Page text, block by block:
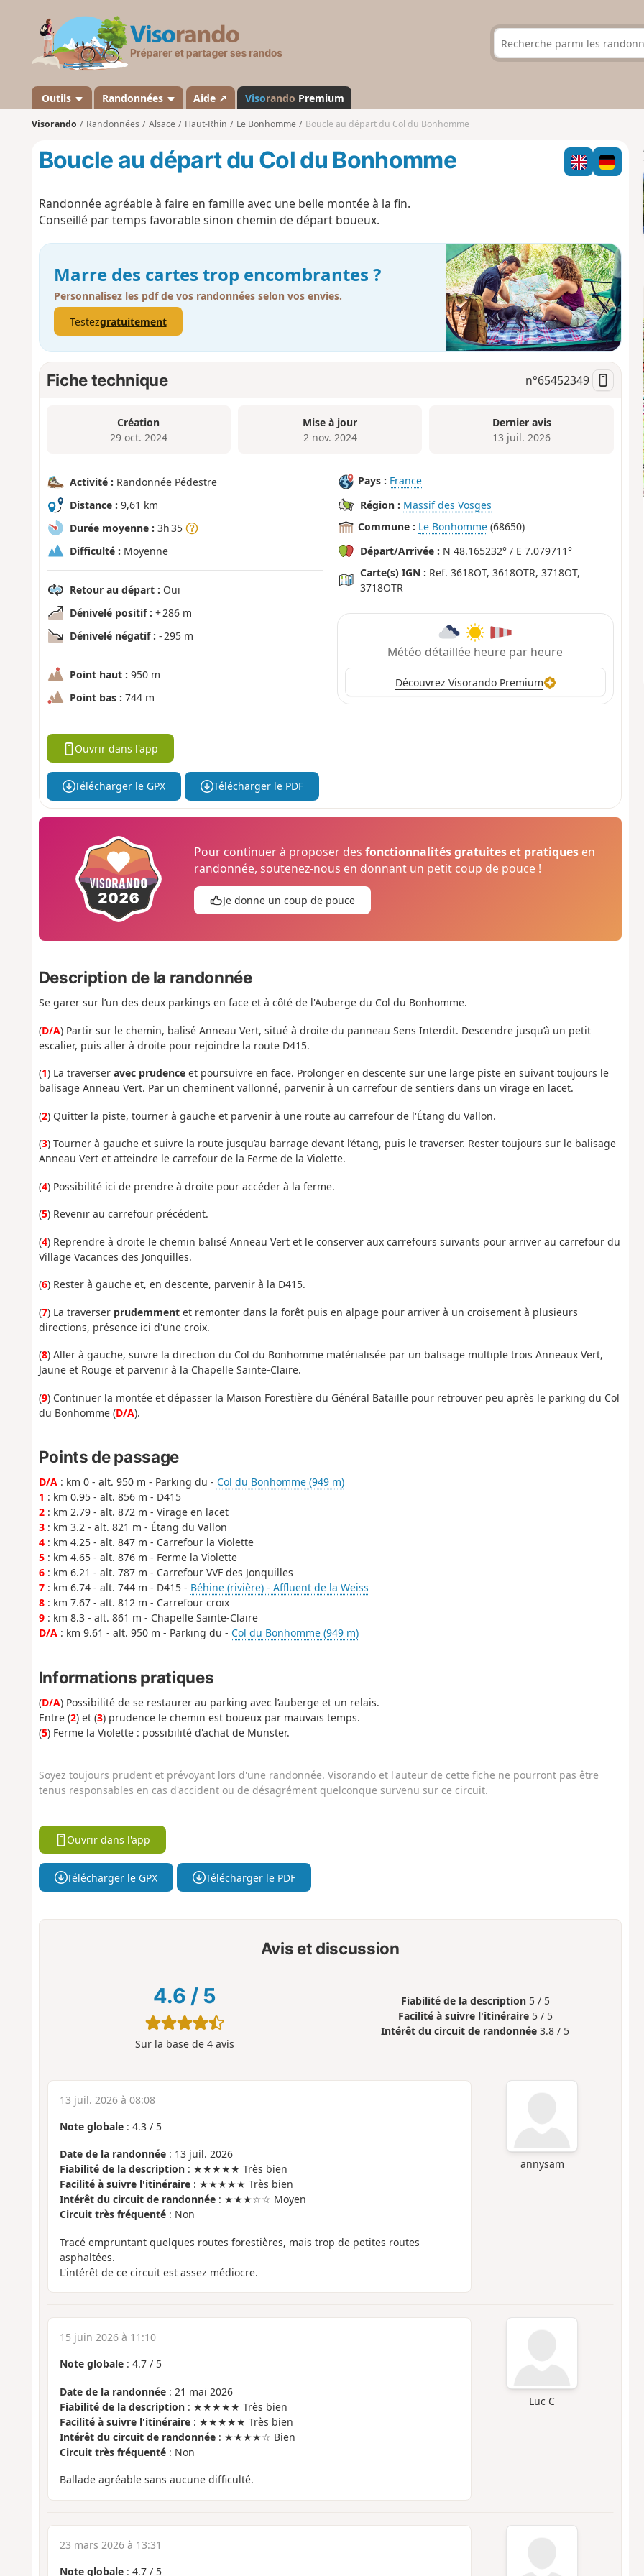
s
a
n
d
Outils Randonnées Aide ↗ Visorando Premium
Visorando Randonnées Alsace Haut-Rhin Le Bonhomme Boucle au départ du Col du Bonhomme
Boucle au départ du Col du Bonhomme
Randonnée agréable à faire en famille avec une belle montée à la fin.
Conseillé par temps favorable sinon chemin de départ boueux.
Marre des cartes trop encombrantes ?
Personnalisez les pdf de vos randonnées selon vos envies.
Testezgratuitement
Fiche technique n°65452349
Création
29 oct. 2024
Mise à jour
2 nov. 2024
Dernier avis
13 juil. 2026
Activité : Randonnée Pédestre
Distance : 9,61 km
Durée moyenne : 3h 35
Difficulté : Moyenne
Retour au départ : Oui
Dénivelé positif : + 286 m
Dénivelé négatif : - 295 m
Point haut : 950 m
Point bas : 744 m
Pays : France
Région : Massif des Vosges
Commune : Le Bonhomme (68650)
Départ/Arrivée : N 48.165232° / E 7.079711°
Carte(s) IGN : Ref. 3618OT, 3618OTR, 3718OT,
3718OTR
Météo détaillée heure par heure
Découvrez Visorando Premium
Ouvrir dans l'app
Télécharger le GPX Télécharger le PDF
Pour continuer à proposer desfonctionnalités gratuites et pratiques en
randonnée, soutenez-nous en donnant un petit coup de pouce !
Je donne un coup de pouce
Description de la randonnée
Se garer sur l’un des deux parkings en face et à côté de l'Auberge du Col du Bonhomme.
(D/A) Partir sur le chemin, balisé Anneau Vert, situé à droite du panneau Sens Interdit. Descendre jusqu’à un petit
escalier, puis aller à droite pour rejoindre la route D415.
(1) La traverser avec prudenceet poursuivre en face. Prolonger en descente sur une large piste en suivant toujours le
balisage Anneau Vert. Par un cheminent vallonné, parvenir à un carrefour de sentiers dans un virage en lacet.
(2) Quitter la piste, tourner à gauche et parvenir à une route au carrefour de l'Étang du Vallon.
(3) Tourner à gauche et suivre la route jusqu’au barrage devant l’étang, puis le traverser. Rester toujours sur le balisage
Anneau Vert et atteindre le carrefour de la Ferme de la Violette.
(4) Possibilité ici de prendre à droite pour accéder à la ferme.
(5) Revenir au carrefour précédent.
(4) Reprendre à droite le chemin balisé Anneau Vert et le conserver aux carrefours suivants pour arriver au carrefour du
Village Vacances des Jonquilles.
(6) Rester à gauche et, en descente, parvenir à la D415.
(7) La traverser prudemmentet remonter dans la forêt puis en alpage pour arriver à un croisement à plusieurs
directions, présence ici d'une croix.
(8) Aller à gauche, suivre la direction du Col du Bonhomme matérialisée par un balisage multiple trois Anneaux Vert,
Jaune et Rouge et parvenir à la Chapelle Sainte-Claire.
(9) Continuer la montée et dépasser la Maison Forestière du Général Bataille pour retrouver peu après le parking du Col
du Bonhomme (D/A).
Points de passage
D/A: km 0 - alt. 950 m - Parking du - Col du Bonhomme (949 m)
1 : km 0.95 - alt. 856 m - D415
2: km 2.79 - alt. 872 m - Virage en lacet
3: km 3.2 - alt. 821 m - Étang du Vallon
4: km 4.25 - alt. 847 m - Carrefour la Violette
5: km 4.65 - alt. 876 m - Ferme la Violette
6: km 6.21 - alt. 787 m - Carrefour VVF des Jonquilles
7: km 6.74 - alt. 744 m - D415 - Béhine (rivière) - Affluent de la Weiss
8: km 7.67 - alt. 812 m - Carrefour croix
9: km 8.3 - alt. 861 m - Chapelle Sainte-Claire
D/A: km 9.61 - alt. 950 m - Parking du - Col du Bonhomme (949 m)
Informations pratiques
(D/A) Possibilité de se restaurer au parking avec l’auberge et un relais.
Entre (2) et (3) prudence le chemin est boueux par mauvais temps.
(5) Ferme la Violette : possibilité d'achat de Munster.
Soyez toujours prudent et prévoyant lors d'une randonnée. Visorando et l'auteur de cette fiche ne pourront pas être
tenus responsables en cas d'accident ou de désagrément quelconque survenu sur ce circuit.
Ouvrir dans l'app
Télécharger le GPX Télécharger le PDF
Avis et discussion
4.6 / 5
Sur la base de 4avis
Fiabilité de la description 5 / 5
Facilité à suivre l'itinéraire 5 / 5
Intérêt du circuit de randonnée 3.8 / 5
annysam
13 juil. 2026 à 08:08
Note globale: 4.3/ 5
Date de la randonnée: 13 juil. 2026
Fiabilité de la description: ★★★★★ Très bien
Facilité à suivre l'itinéraire: ★★★★★ Très bien
Intérêt du circuit de randonnée: ★★★☆☆ Moyen
Circuit très fréquenté: Non
Tracé empruntant quelques routes forestières, mais trop de petites routes
asphaltées.
L'intérêt de ce circuit est assez médiocre.
Luc C
15 juin 2026 à 11:10
Note globale: 4.7/ 5
Date de la randonnée: 21 mai 2026
Fiabilité de la description: ★★★★★ Très bien
Facilité à suivre l'itinéraire: ★★★★★ Très bien
Intérêt du circuit de randonnée: ★★★★☆ Bien
Circuit très fréquenté: Non
Ballade agréable sans aucune difficulté.
23 mars 2026 à 13:31
Note globale: 4.7/ 5